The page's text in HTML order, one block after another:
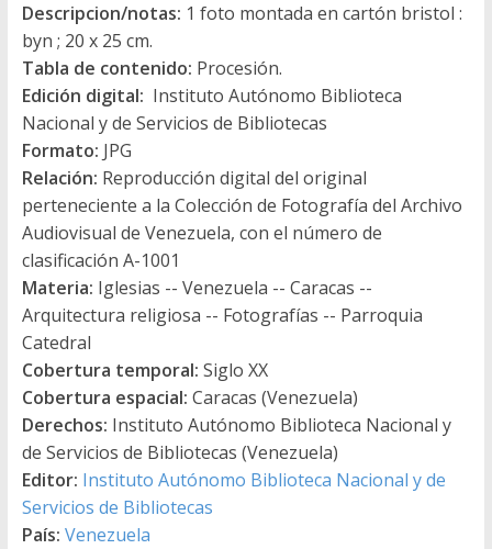
Descripcion/notas: 1 foto montada en cartón bristol :
byn ; 20 x 25 cm.
Tabla de contenido: Procesión.
Edición digital: Instituto Autónomo Biblioteca
Nacional y de Servicios de Bibliotecas
Formato: JPG
Relación: Reproducción digital del original
perteneciente a la Colección de Fotografía del Archivo
Audiovisual de Venezuela, con el número de
clasificación A-1001
Materia: Iglesias -- Venezuela -- Caracas --
Arquitectura religiosa -- Fotografías -- Parroquia
Catedral
Cobertura temporal: Siglo XX
Cobertura espacial: Caracas (Venezuela)
Derechos: Instituto Autónomo Biblioteca Nacional y
de Servicios de Bibliotecas (Venezuela)
Editor: Instituto Autónomo Biblioteca Nacional y de
Servicios de Bibliotecas
País: Venezuela